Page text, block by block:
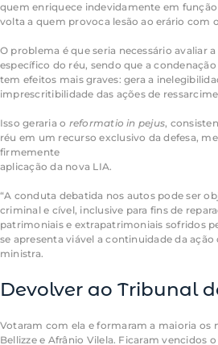
quem enriquece indevidamente em função
volta a quem provoca lesão ao erário com
O problema é que seria necessário avaliar
específico do réu, sendo que a
tem efeitos mais graves: gera a
imprescritibilidade das ações de
Isso geraria o reformatio in pejus,
réu em um recurso exclusivo da defesa,
firmemente
aplicação da nova LIA.
“A conduta debatida nos autos pode ser
criminal e cível, inclusive para fins de
patrimoniais e extrapatrimoniais sofridos
se apresenta viável a continuidade da
ministra.
Devolver ao Tribunal
Votaram com ela e formaram a maioria os
Bellizze e Afrânio Vilela. Ficaram vencidos